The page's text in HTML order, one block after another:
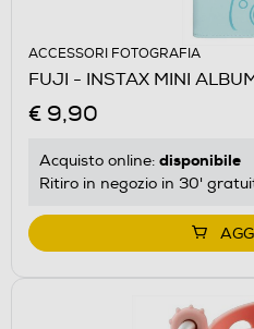
ACCESSORI FOTOGRAFIA
FUJI - INSTAX MINI
€ 9,90
Acquisto online: disponibile
Ritiro in negozio in 30'